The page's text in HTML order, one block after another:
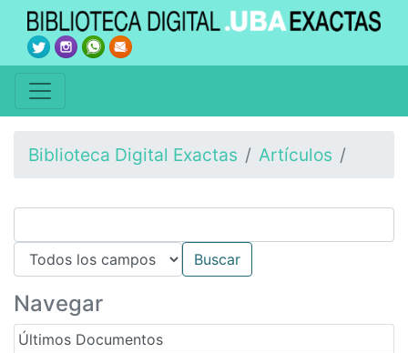
Biblioteca Digital Exactas Artículos
Navegar
Últimos Documentos